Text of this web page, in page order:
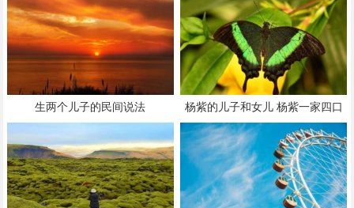
生两个儿子的民间说法
杨紫的儿子和女儿 杨紫一家四口
全家福照片